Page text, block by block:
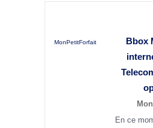
MonPetitForfait
Bbox
En ce